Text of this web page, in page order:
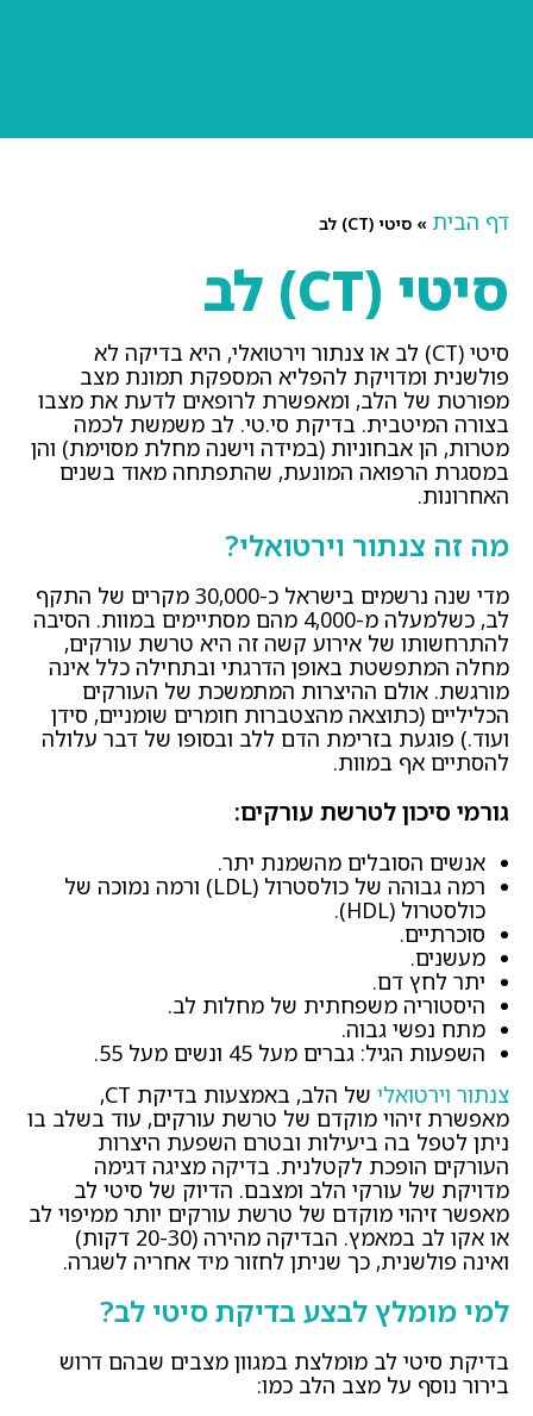
דף הבית » סיטי (CT) לב
סיטי (CT) לב
סיטי (CT) לב או צנתור וירטואלי, היא בדיקה לא
פולשנית ומדויקת להפליא המספקת תמונת מצב
מפורטת של הלב, ומאפשרת לרופאים לדעת את מצבו
בצורה המיטבית. בדיקת סי.טי. לב משמשת לכמה
מטרות, הן אבחוניות (במידה וישנה מחלת מסוימת) והן
במסגרת הרפואה המונעת, שהתפתחה מאוד בשנים
האחרונות.
מה זה צנתור וירטואלי?
מדי שנה נרשמים בישראל כ-30,000 מקרים של התקף
לב, כשלמעלה מ-4,000 מהם מסתיימים במוות. הסיבה
להתרחשותו של אירוע קשה זה היא טרשת עורקים,
מחלה המתפשטת באופן הדרגתי ובתחילה כלל אינה
מורגשת. אולם ההיצרות המתמשכת של העורקים
הכליליים (כתוצאה מהצטברות חומרים שומניים, סידן
ועוד.) פוגעת בזרימת הדם ללב ובסופו של דבר עלולה
להסתיים אף במוות.
גורמי סיכון לטרשת עורקים:
אנשים הסובלים מהשמנת יתר.
רמה גבוהה של כולסטרול (LDL) ורמה נמוכה של
כולסטרול (HDL).
סוכרתיים.
מעשנים.
יתר לחץ דם.
היסטוריה משפחתית של מחלות לב.
מתח נפשי גבוה.
השפעות הגיל: גברים מעל 45 ונשים מעל 55.
צנתור וירטואלי
של הלב, באמצעות בדיקת CT,
מאפשרת זיהוי מוקדם של טרשת עורקים, עוד בשלב בו
ניתן לטפל בה ביעילות ובטרם השפעת היצרות
העורקים הופכת לקטלנית. בדיקה מציגה דגימה
מדויקת של עורקי הלב ומצבם. הדיוק של סיטי לב
מאפשר זיהוי מוקדם של טרשת עורקים יותר ממיפוי לב
או אקו לב במאמץ. הבדיקה מהירה (20-30 דקות)
ואינה פולשנית, כך שניתן לחזור מיד אחריה לשגרה.
למי מומלץ לבצע בדיקת סיטי לב?
בדיקת סיטי לב מומלצת במגוון מצבים שבהם דרוש
בירור נוסף על מצב הלב כמו: